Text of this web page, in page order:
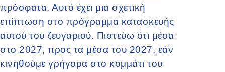
πρόσφατα. Αυτό έχει μια σχετική
επίπτωση στο πρόγραμμα κατασκευής
αυτού του ζευγαριού. Πιστεύω ότι μέσα
στο 2027, προς τα μέσα του 2027, εάν
κινηθούμε γρήγορα στο κομμάτι του